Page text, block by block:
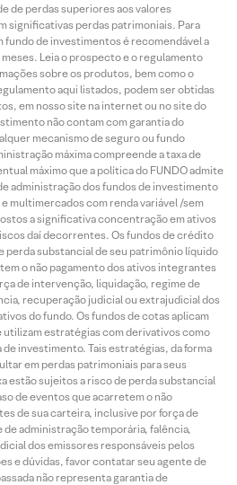
de perdas superiores aos valores
significativas perdas patrimoniais. Para
fundo de investimentos é recomendável a
meses. Leia o prospecto e o regulamento
sobre os produtos, bem como o
aqui listados, podem ser obtidas
em nosso site na internet ou no site do
não contam com garantia do
mecanismo de seguro ou fundo
máxima compreende a taxa de
máximo que a política do FUNDO admite
administração dos fundos de investimento
multimercados com renda variável /sem
a significativa concentração em ativos
daí decorrentes. Os fundos de crédito
perda substancial de seu patrimônio líquido
o não pagamento dos ativos integrantes
de intervenção, liquidação, regime de
recuperação judicial ou extrajudicial dos
do fundo. Os fundos de cotas aplicam
estratégias com derivativos como
investimento. Tais estratégias, da forma
em perdas patrimoniais para seus
estão sujeitos a risco de perda substancial
de eventos que acarretem o não
de sua carteira, inclusive por força de
administração temporária, falência,
dos emissores responsáveis pelos
e dúvidas, favor contatar seu agente de
não representa garantia de